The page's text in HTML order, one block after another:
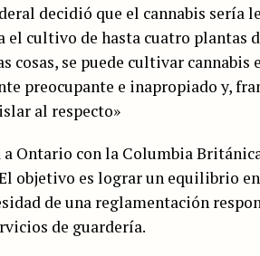
decidió que el cannabis sería
cultivo de hasta cuatro plantas
cosas, se puede cultivar
preocupante e inapropiado y,
al respecto»
Ontario con la Columbia
objetivo es lograr un equilibrio
de una reglamentación
de guardería.